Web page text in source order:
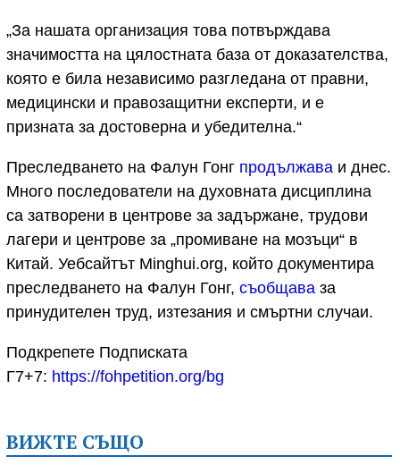
„За нашата организация това потвърждава
значимостта на цялостната база от доказателства,
която е била независимо разгледана от правни,
медицински и правозащитни експерти, и е
призната за достоверна и убедителна.“
Преследването на Фалун Гонг продължава и днес.
Много последователи на духовната дисциплина
са затворени в центрове за задържане, трудови
лагери и центрове за „промиване на мозъци“ в
Китай. Уебсайтът Minghui.org, който документира
преследването на Фалун Гонг, съобщава за
принудителен труд, изтезания и смъртни случаи.
Подкрепете Подписката
Г7+7: https://fohpetition.org/bg
ВИЖТЕ СЪЩО